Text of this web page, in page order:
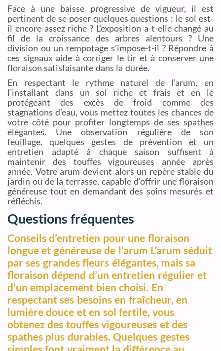
Face à une baisse progressive de vigueur, il est
pertinent de se poser quelques questions : le sol est-
il encore assez riche ? L’exposition a-t-elle changé au
fil de la croissance des arbres alentours ? Une
division ou un rempotage s’impose-t-il ? Répondre à
ces signaux aide à corriger le tir et à conserver une
floraison satisfaisante dans la durée.
En respectant le rythme naturel de l’arum, en
l’installant dans un sol riche et frais et en le
protégeant des excès de froid comme des
stagnations d’eau, vous mettez toutes les chances de
votre côté pour profiter longtemps de ses spathes
élégantes. Une observation régulière de son
feuillage, quelques gestes de prévention et un
entretien adapté à chaque saison suffisent à
maintenir des touffes vigoureuses année après
année. Votre arum devient alors un repère stable du
jardin ou de la terrasse, capable d’offrir une floraison
généreuse tout en demandant des soins mesurés et
réfléchis.
Questions fréquentes
Conseils d’entretien pour une floraison
longue et généreuse de l’arum L’arum séduit
par ses grandes fleurs élégantes, mais sa
floraison dépend d’un entretien régulier et
d’un emplacement bien choisi. En
respectant ses besoins en fraîcheur, en
lumière douce et en sol fertile, vous
obtenez des touffes vigoureuses et des
spathes plus durables. Quelques gestes